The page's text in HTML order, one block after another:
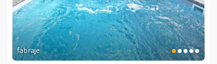
fabraje